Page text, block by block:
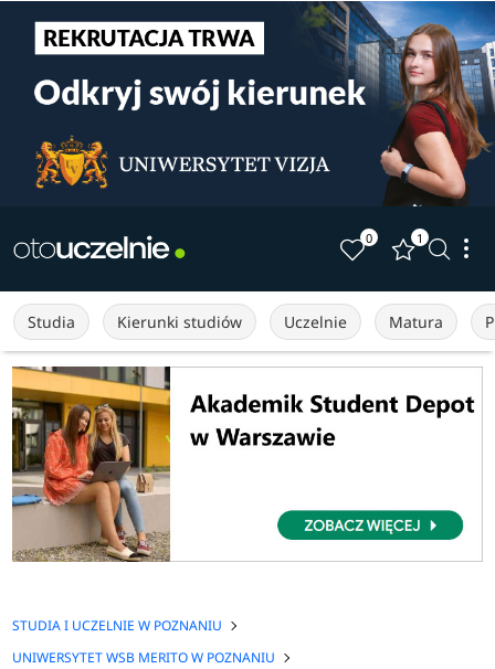
0 1
Studia Kierunki studiów Uczelnie Matura
STUDIA I UCZELNIE W POZNANIU
UNIWERSYTET WSB MERITO W POZNANIU